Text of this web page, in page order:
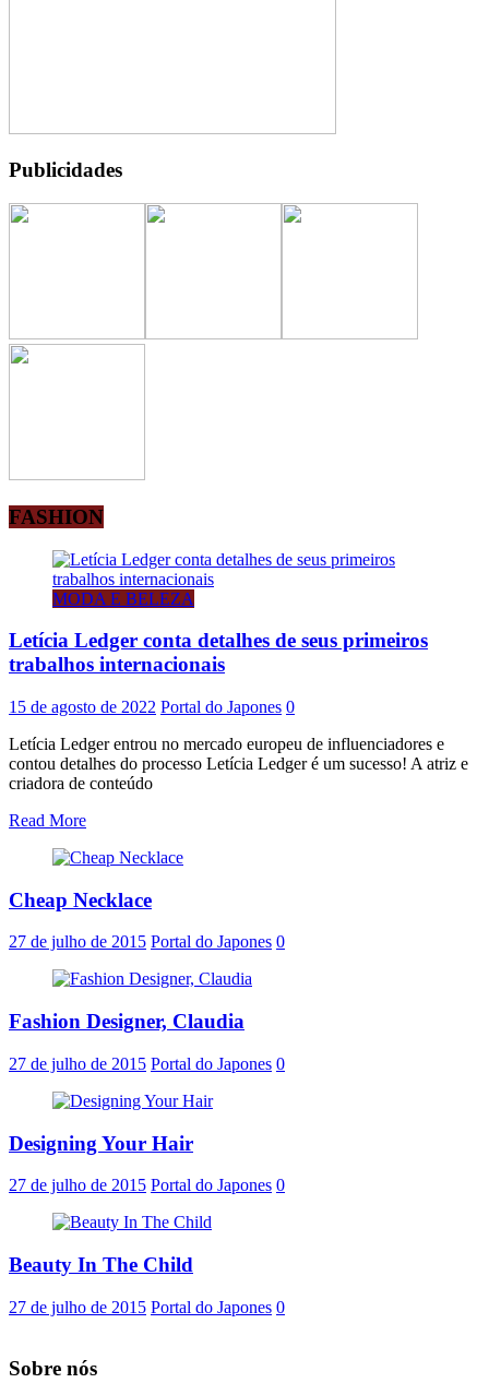
Publicidades
FASHION
MODA E BELEZA
Letícia Ledger conta detalhes de seus primeiros
trabalhos internacionais
15 de agosto de 2022 Portal do Japones 0
Letícia Ledger entrou no mercado europeu de influenciadores e
contou detalhes do processo Letícia Ledger é um sucesso! A atriz e
criadora de conteúdo
Read More
Cheap Necklace
27 de julho de 2015 Portal do Japones 0
Fashion Designer, Claudia
27 de julho de 2015 Portal do Japones 0
Designing Your Hair
27 de julho de 2015 Portal do Japones 0
Beauty In The Child
27 de julho de 2015 Portal do Japones 0
Sobre nós